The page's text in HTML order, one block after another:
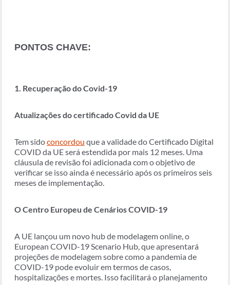
PONTOS CHAVE:
1. Recuperação do Covid-19
Atualizações do certificado Covid da UE
Tem sidoconcordou que a validade do Certificado Digital
COVID da UE será estendida por mais 12 meses. Uma
cláusula de revisão foi adicionada com o objetivo de
verificar se isso ainda é necessário após os primeiros seis
meses de implementação.
O Centro Europeu de Cenários COVID-19
A UE lançou um novo hub de modelagem online, o
European COVID-19 Scenario Hub, que apresentará
projeções de modelagem sobre como a pandemia de
COVID-19 pode evoluir em termos de casos,
hospitalizações e mortes. Isso facilitará o planejamento